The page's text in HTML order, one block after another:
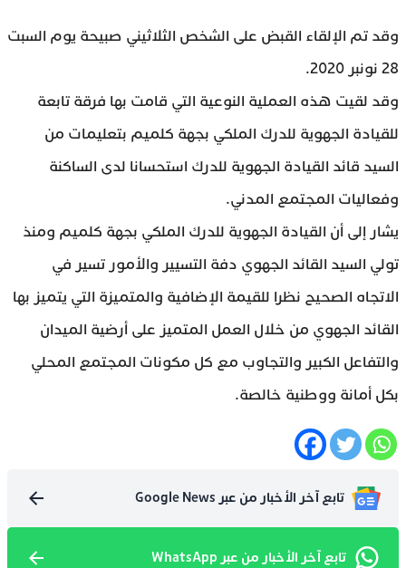
وقد تم الإلقاء القبض على الشخص الثلاثيني صبيحة يوم السبت
28 نونبر 2020.
وقد لقيت هذه العملية النوعية التي قامت بها فرقة تابعة
للقيادة الجهوية للدرك الملكي بجهة كلميم بتعليمات من
السيد قائد القيادة الجهوية للدرك استحسانا لدى الساكنة
وفعاليات المجتمع المدني.
يشار إلى أن القيادة الجهوية للدرك الملكي بجهة كلميم ومنذ
تولي السيد القائد الجهوي دفة التسيير والأمور تسير في
الاتجاه الصحيح نظرا للقيمة الإضافية والمتميزة التي يتميز بها
القائد الجهوي من خلال العمل المتميز على أرضية الميدان
والتفاعل الكبير والتجاوب مع كل مكونات المجتمع المحلي
بكل أمانة ووطنية خالصة.
تابع آخر الأخبار من عبر Google News
تابع آخر الأخبار من عبر WhatsApp